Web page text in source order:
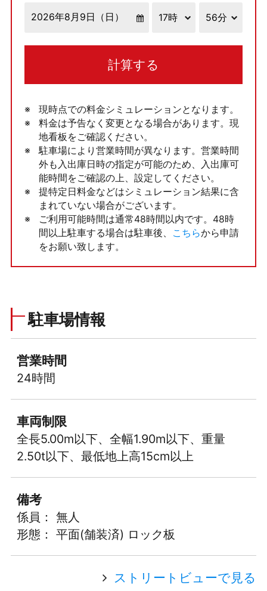
計算する
現時点での料金シミュレーションとなります。
料金は予告なく変更となる場合があります。現
地看板をご確認ください。
駐車場により営業時間が異なります。営業時間
外も入出庫日時の指定が可能のため、入出庫可
能時間をご確認の上、設定してください。
提特定日料金などはシミュレーション結果に含
まれていない場合がございます。
ご利用可能時間は通常48時間以内です。48時
間以上駐車する場合は駐車後、
こちらから申請
をお願い致します。
駐車場情報
営業時間
24時間
車両制限
全長5.00m以下、全幅1.90m以下、重量
2.50t以下、最低地上高15cm以上
備考
係員： 無人
形態： 平面(舗装済) ロック板
ストリートビューで見る